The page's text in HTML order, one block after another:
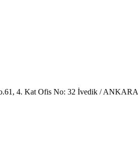
4. Kat Ofis No: 32 İvedik / ANKARA